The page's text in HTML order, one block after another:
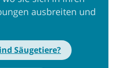
ausbreiten und
Säugetiere?